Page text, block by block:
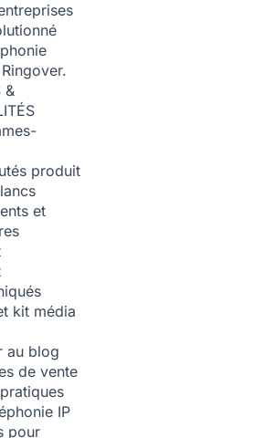
&
produit
et
kit média
au blog
de vente
IP
pour